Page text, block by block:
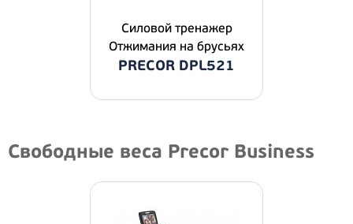
Силовой тренажер
Отжимания на брусьях
PRECOR DPL521
Свободные веса Precor Business